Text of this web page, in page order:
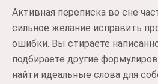
Активная переписка во сне
сильное желание исправить
ошибки. Вы стираете
подбираете другие
найти идеальные слова для